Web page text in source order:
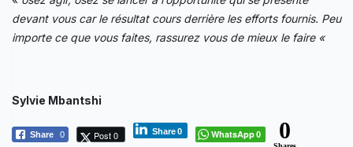
devant vous car le résultat cours derrière les efforts fournis. Peu
importe ce que vous faites, rassurez vous de mieux le faire «
Sylvie Mbantshi
Share 0 Post 0 Share0 WhatsApp0 0